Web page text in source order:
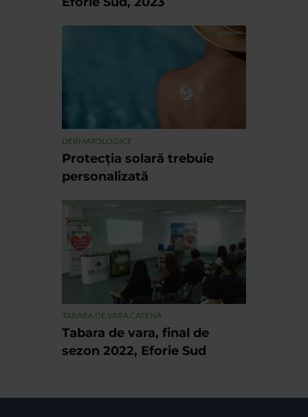
DERMATOLOGICE
Protecția solară trebuie
personalizată
TABARA DE VARA CATENA
Tabara de vara, final de
sezon 2022, Eforie Sud